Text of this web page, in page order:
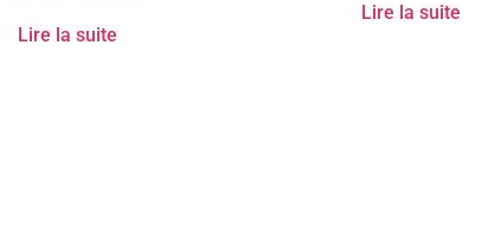
Lire la suite
Lire la suite